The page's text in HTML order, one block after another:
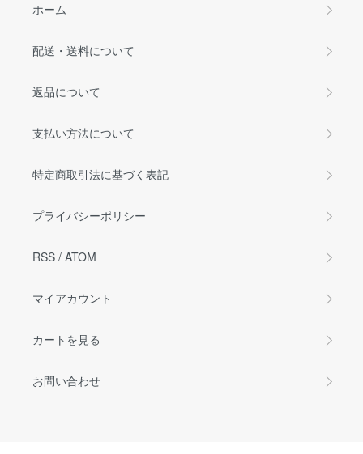
ホーム
配送・送料について
返品について
支払い方法について
特定商取引法に基づく表記
プライバシーポリシー
RSS / ATOM
マイアカウント
カートを見る
お問い合わせ